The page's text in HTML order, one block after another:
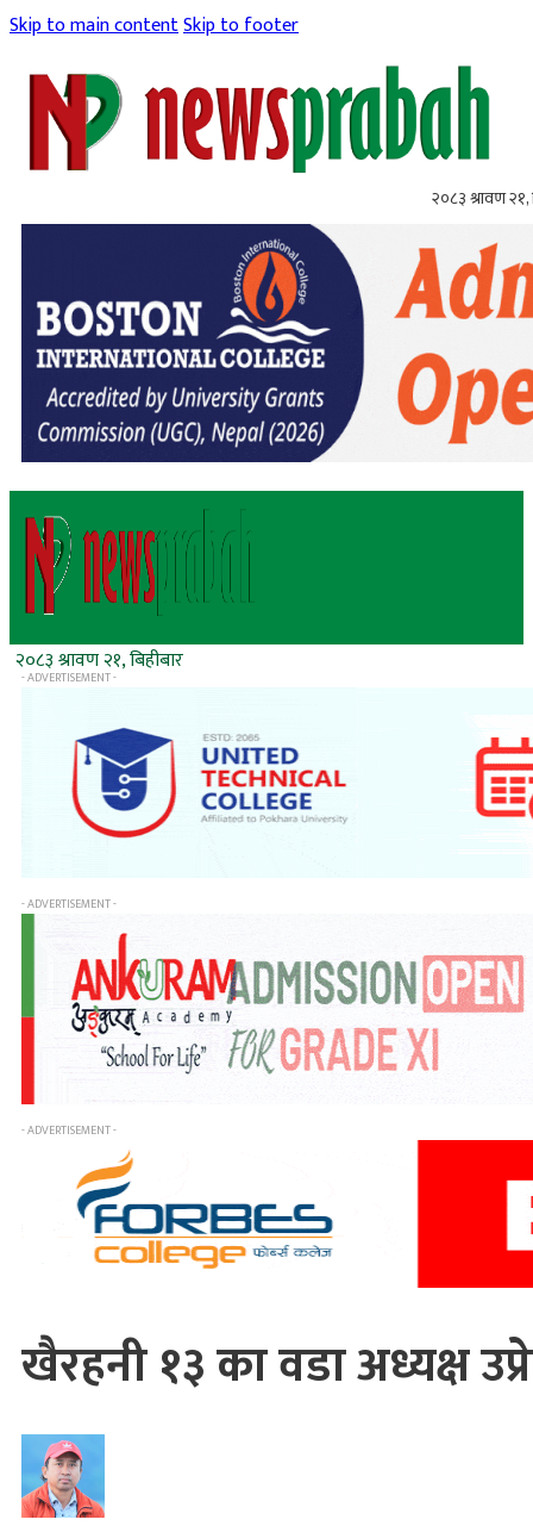
Skip to main contentSkip to footer
२०८३ श्रावण २१,
२०८३ श्रावण २१, बिहीबार
- ADVERTISEMENT -
- ADVERTISEMENT -
- ADVERTISEMENT -
खैरहनी १३ का वडा अध्यक्ष